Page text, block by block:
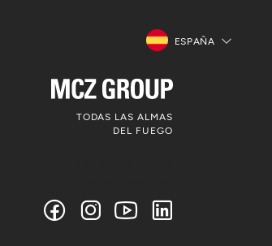
ESPAÑA
TODAS LAS ALMAS
DEL FUEGO